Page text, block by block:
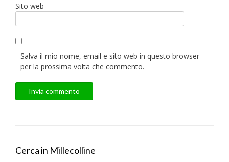
Sito web
Salva il mio nome, email e sito web in questo browser
per la prossima volta che commento.
Cerca in Millecolline